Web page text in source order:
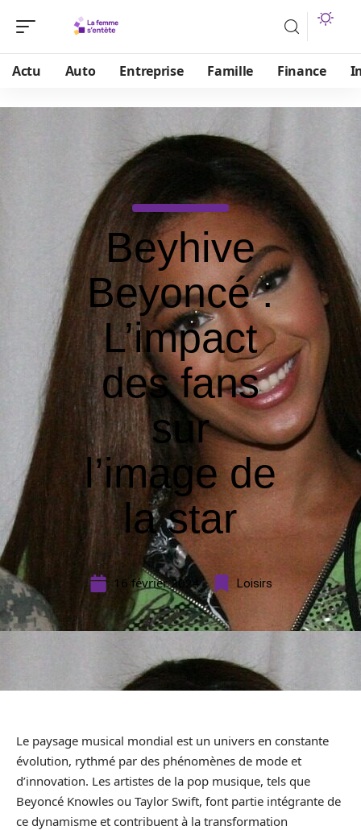
Actu Auto Entreprise Famille Finance
Beyhive
Beyoncé :
L’impact
des fans
sur
l’image de
la star
16 février 2024 Loisirs
Le paysage musical mondial est un univers en constante
évolution, rythmé par des phénomènes de mode et
d’innovation. Les artistes de la pop musique, tels que
Beyoncé Knowles ou Taylor Swift, font partie intégrante de
ce dynamisme et contribuent à la transformation